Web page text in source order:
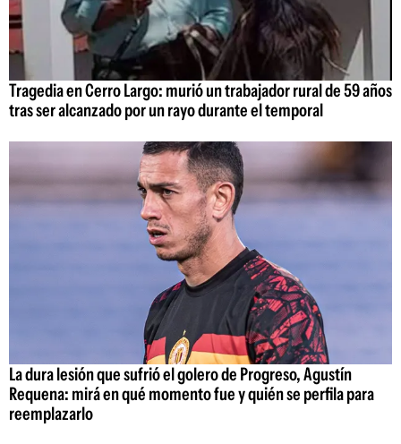
Tragedia en Cerro Largo: murió un trabajador rural de 59 años
tras ser alcanzado por un rayo durante el temporal
La dura lesión que sufrió el golero de Progreso, Agustín
Requena: mirá en qué momento fue y quién se perfila para
reemplazarlo